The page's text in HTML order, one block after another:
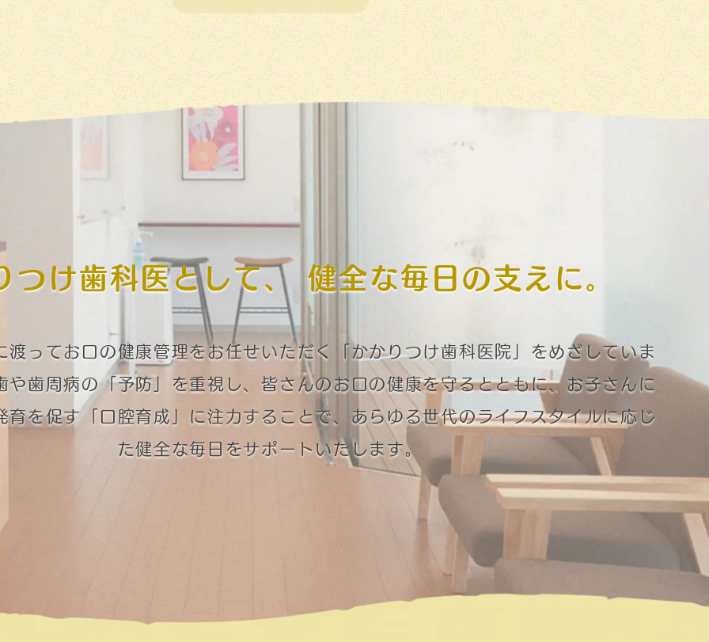
つけ歯科医として、 健全な毎日の支えに。
渡ってお口の健康管理をお任せいただく「かかりつけ歯科医院」をめざしていま
や歯周病の「予防」を重視し、皆さんのお口の健康を守るとともに、お子さんに
育を促す「口腔育成」に注力することで、あらゆる世代のライフスタイルに応じ
た健全な毎日をサポートいたします。